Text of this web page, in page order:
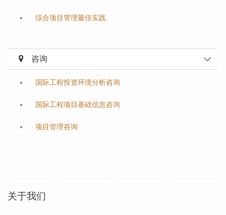
综合项目管理最佳实践
咨询
国际工程投资环境分析咨询
国际工程项目基础信息咨询
项目管理咨询
关于我们